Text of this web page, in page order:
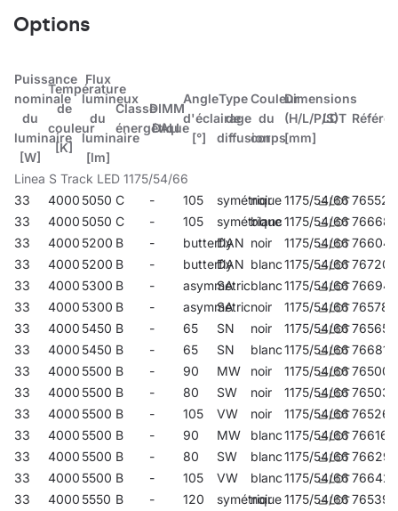
Options
Puissance
nominale
du
luminaire
[W]
Température
de
couleur
[K]
Flux
lumineux
du
luminaire
[lm]
Classe
énergétique
DIMM
DALI
Angle
d'éclairage
[°]
Type
de
diffusion
Couleur
du
corps
Dimensions
(H/L/P/S)
[mm]
LDT
Linea S Track LED 1175/54/66
33
4000 5050 C - 105 symétrique
noir 1175/54/66765520
33
4000 5050 C - 105 symétrique
blanc1175/54/66766688
33
4000 5200 B - butterfly
DAN noir 1175/54/66766046
33
4000 5200 B - butterfly
DAN blanc1175/54/66767203
33
4000 5300 B - asymmetric
SA blanc1175/54/66766947
33
4000 5300 B - asymmetric
SA noir 1175/54/66765780
33
4000 5450 B - 65 SN noir 1175/54/66765650
33
4000 5450 B - 65 SN blanc1175/54/66766817
33
4000 5500 B - 90 MW noir 1175/54/66765001
33
4000 5500 B - 80 SW noir 1175/54/66765032
33
4000 5500 B - 105 VW noir 1175/54/66765261
33
4000 5500 B - 90 MW blanc1175/54/66766169
33
4000 5500 B - 80 SW blanc1175/54/66766299
33
4000 5500 B - 105 VW blanc1175/54/66766428
33
4000 5550 B - 120 symétrique
noir 1175/54/66765391